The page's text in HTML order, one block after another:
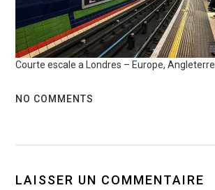
Courte escale a Londres – Europe, Angleterre
NO COMMENTS
LAISSER UN COMMENTAIRE